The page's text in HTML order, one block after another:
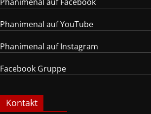
Phanimenal auf YouTube
Phanimenal auf Instagram
Facebook Gruppe
Kontakt